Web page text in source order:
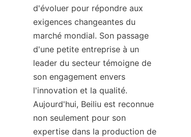
d'évoluer pour répondre aux
exigences changeantes du
marché mondial. Son passage
d'une petite entreprise à un
leader du secteur témoigne de
son engagement envers
l'innovation et la qualité.
Aujourd'hui, Beiliu est reconnue
non seulement pour son
expertise dans la production de